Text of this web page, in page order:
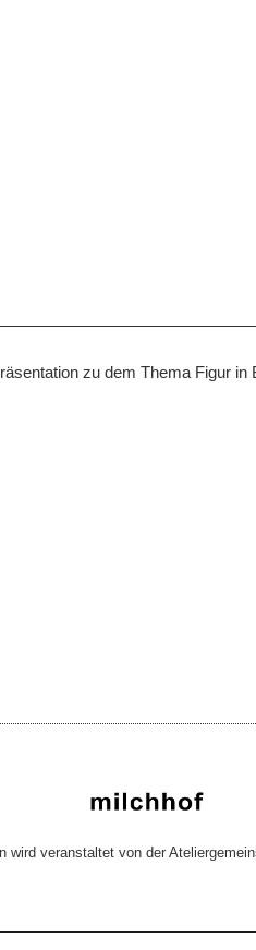
zu dem Thema Figur in
wird veranstaltet von der